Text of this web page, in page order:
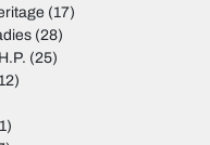
(17)
(28)
(25)